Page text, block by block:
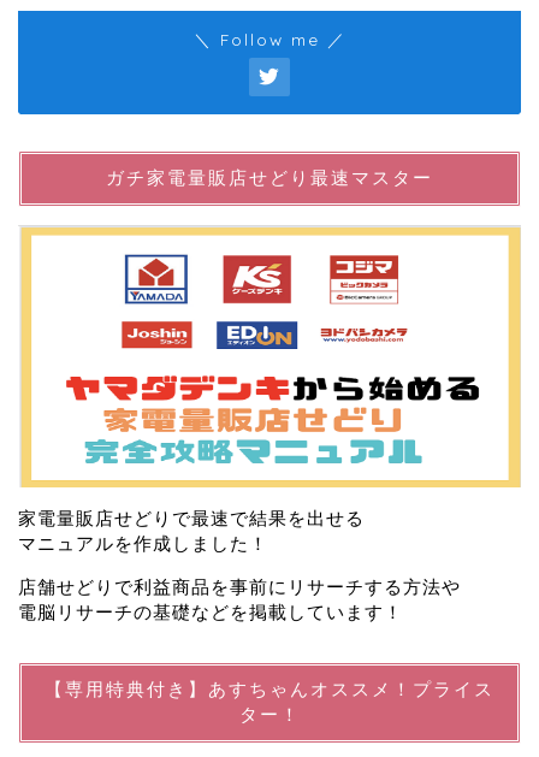
＼ Follow me ／
ガチ家電量販店せどり最速マスター
家電量販店せどりで最速で結果を出せる
マニュアルを作成しました！
店舗せどりで利益商品を事前にリサーチする方法や
電脳リサーチの基礎などを掲載しています！
【専用特典付き】あすちゃんオススメ！プライス
ター！